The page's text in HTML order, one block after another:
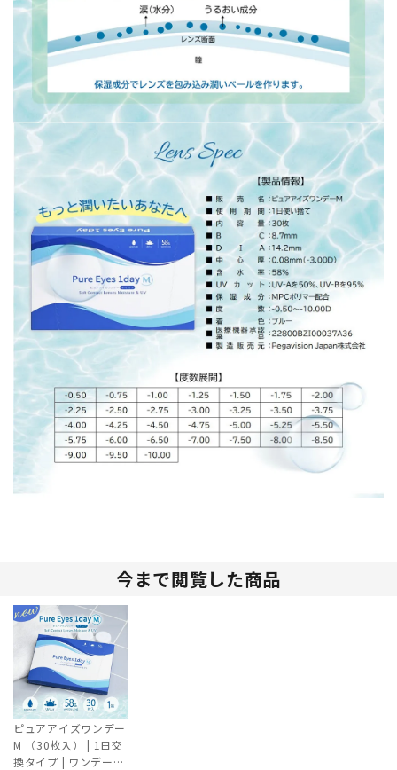
今まで閲覧した商品
ピュアアイズワンデー
M （30枚入） | 1日交
換タイプ | ワンデー